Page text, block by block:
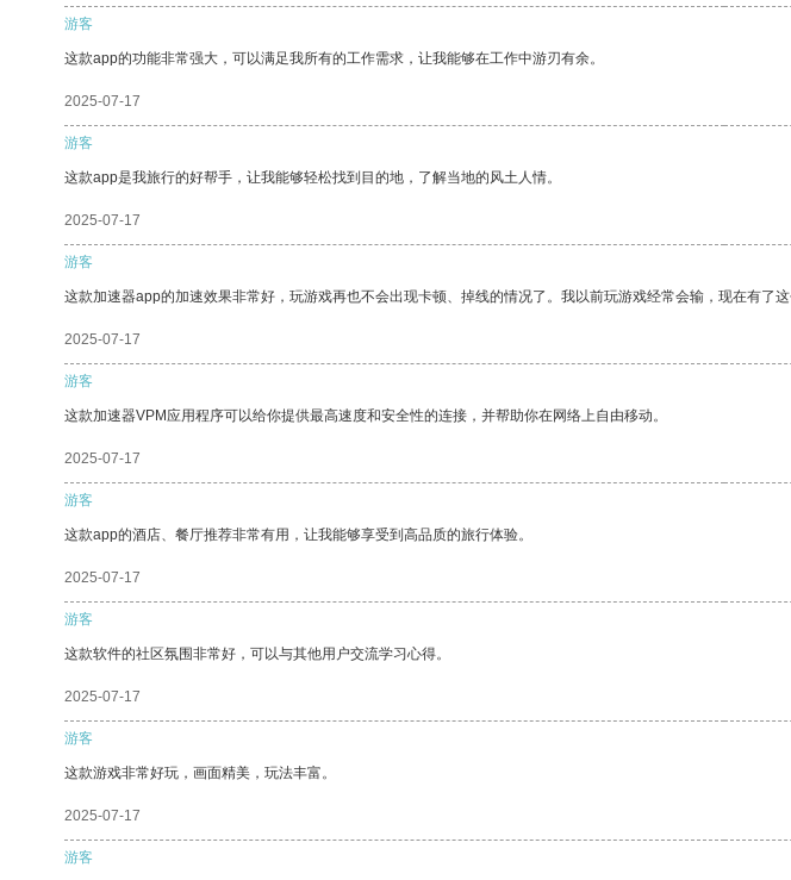
游客
这款app的功能非常强大，可以满足我所有的工作需求，让我能够在工作中游刃有余。
2025-07-17
游客
这款app是我旅行的好帮手，让我能够轻松找到目的地，了解当地的风土人情。
2025-07-17
游客
这款加速器app的加速效果非常好，玩游戏再也不会出现卡顿、掉线的情况了。我以前玩游戏经常会输，现在有了
2025-07-17
游客
这款加速器VPM应用程序可以给你提供最高速度和安全性的连接，并帮助你在网络上自由移动。
2025-07-17
游客
这款app的酒店、餐厅推荐非常有用，让我能够享受到高品质的旅行体验。
2025-07-17
游客
这款软件的社区氛围非常好，可以与其他用户交流学习心得。
2025-07-17
游客
这款游戏非常好玩，画面精美，玩法丰富。
2025-07-17
游客